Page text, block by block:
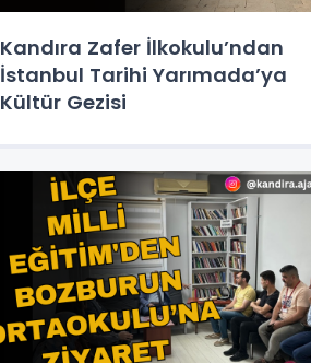
Kandıra Zafer İlkokulu’ndan
İstanbul Tarihi Yarımada’ya
Kültür Gezisi